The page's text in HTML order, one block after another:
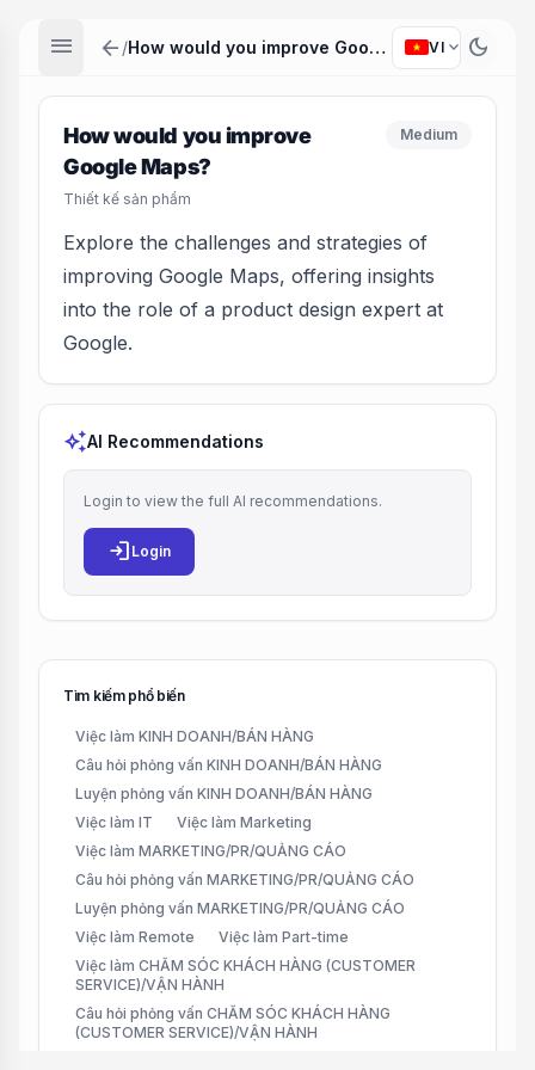
menu arrow_back / How would you improve Google Maps? VI expand_more dark_mode
How would you improve
Google Maps?
Thiết kế sản phẩm
Medium
Explore the challenges and strategies of
improving Google Maps, offering insights
into the role of a product design expert at
Google.
auto_awesomeAI Recommendations
Login to view the full AI recommendations.
login Login
Tìm kiếm phổ biến
Việc làm KINH DOANH/BÁN HÀNG
Câu hỏi phỏng vấn KINH DOANH/BÁN HÀNG
Luyện phỏng vấn KINH DOANH/BÁN HÀNG
Việc làm IT
Việc làm Marketing
Việc làm MARKETING/PR/QUẢNG CÁO
Câu hỏi phỏng vấn MARKETING/PR/QUẢNG CÁO
Luyện phỏng vấn MARKETING/PR/QUẢNG CÁO
Việc làm Remote
Việc làm Part-time
Việc làm CHĂM SÓC KHÁCH HÀNG (CUSTOMER
SERVICE)/VẬN HÀNH
Câu hỏi phỏng vấn CHĂM SÓC KHÁCH HÀNG
(CUSTOMER SERVICE)/VẬN HÀNH